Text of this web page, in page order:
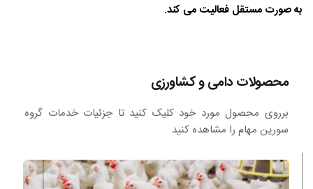
به صورت مستقل فعالیت می کند.
محصولات دامی و کشاورزی
سورین مهام را مشاهده کنید